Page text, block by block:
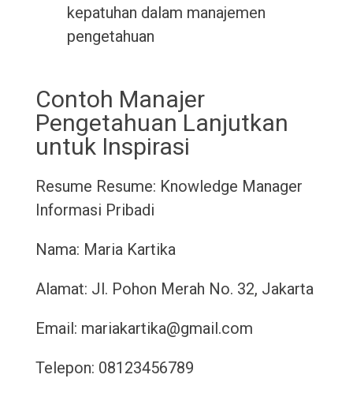
kepatuhan dalam manajemen
pengetahuan
Contoh Manajer
Pengetahuan Lanjutkan
untuk Inspirasi
Resume Resume: Knowledge Manager
Informasi Pribadi
Nama: Maria Kartika
Alamat: Jl. Pohon Merah No. 32, Jakarta
Email: mariakartika@gmail.com
Telepon: 08123456789